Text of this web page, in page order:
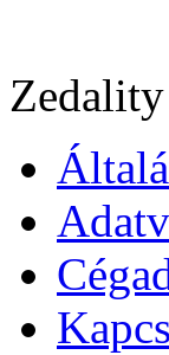
Zedality